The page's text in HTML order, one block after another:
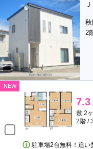
2
NEW
7.3
敷 2
2階 /
駐車場2台無料！追い